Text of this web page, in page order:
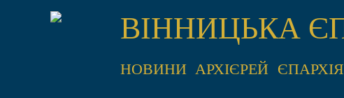
ВІННИЦЬКА
НОВИНИ АРХІЄРЕЙ ЄПАРХІЯ